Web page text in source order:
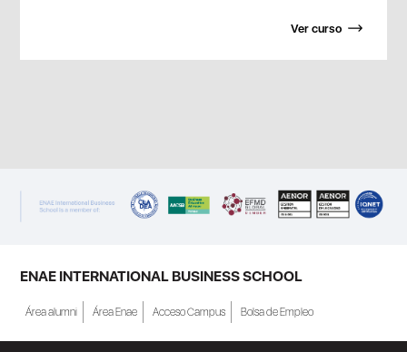
Ver curso
ENAE INTERNATIONAL BUSINESS SCHOOL
Área alumni Área Enae Acceso Campus Bolsa de Empleo